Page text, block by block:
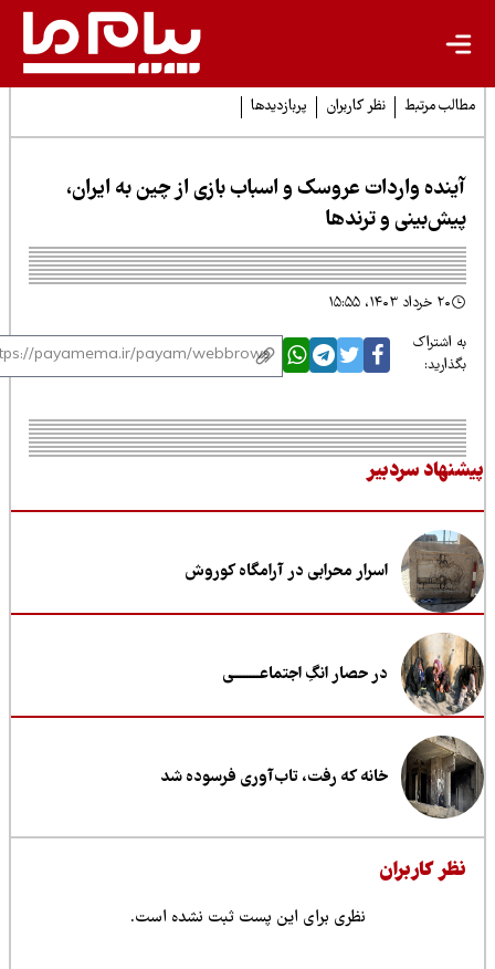
مرتبط نظر کاربران پربازدیدها
واردات عروسک و اسباب بازی از چین به ایران،
و ترندها
اشتراک
سردبیر
اسرار محرابی در آرامگاه کوروش
در حصار انگِ اجتماعــــــــی
خانه که رفت، تاب‌آوری فرسوده شد
کاربران
نظری برای این پست ثبت نشده است.